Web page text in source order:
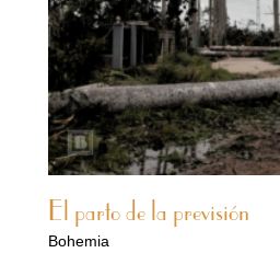
El parto de la previsión
Bohemia